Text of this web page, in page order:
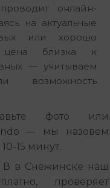
онлайн-
на актуальные
или хорошо
цена близка к
— учитываем
возможность
фото или
— мы назовем
15 минут.
В в Снежинске наш
проверяет